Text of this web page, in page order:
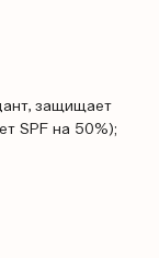
защищает
SPF на 50%);